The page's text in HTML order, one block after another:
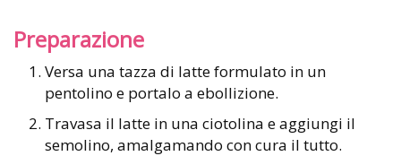
Preparazione
Versa una tazza di latte formulato in un
pentolino e portalo a ebollizione.
Travasa il latte in una ciotolina e aggiungi il
semolino, amalgamando con cura il tutto.